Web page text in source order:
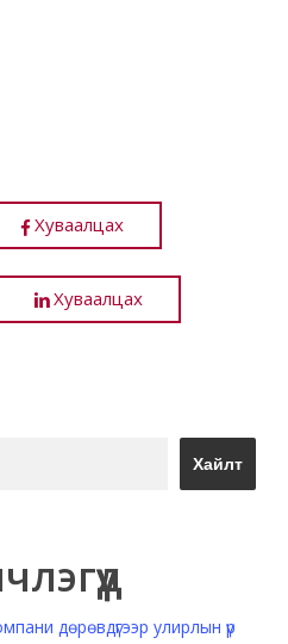
Хуваалцах
Хуваалцах
Хайлт
дөрөвдүгээр улирлын үр